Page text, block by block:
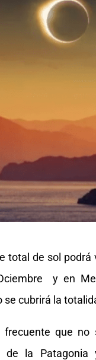
total de sol
y en
cubrirá la
que
la Patagonia